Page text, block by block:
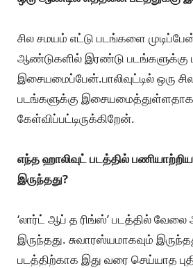
சில சமயம் எட்டு படங்களை
ஆண்டுகளில் இரண்டு படங்களுக்கு
இசையமைப்பேன்.பாலிவுட்டில் ஒரு
படங்களுக்கு இசையமைத்துள்ளதாக
கேள்விப்பட்டிருக்கிறேன்.
எந்த ஹாலிவுட் படத்தில்
இருந்தது?
‘லார்ட் ஆப் த ரிங்ஸ்’ படத்தில் வேலை
இருந்தது. சுவாரஸ்யமாகவும்
படத்திற்காக இது வரை செய்யாத